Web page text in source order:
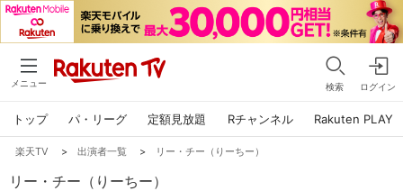
メニュー 検索 ログイン
トップ パ・リーグ 定額見放題 Rチャンネル Rakuten PLAY
楽天TV > 出演者一覧 > リー・チー（りーちー）
リー・チー（りーちー）